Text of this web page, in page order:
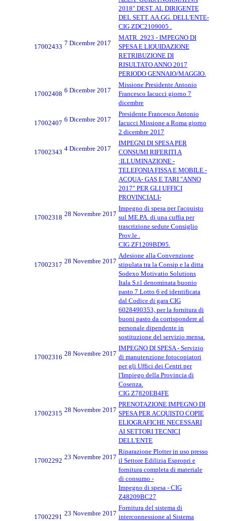
2018" DEST. AL DIRIGENTE
DEL SETT. AA.GG. DELL'ENTE-
CIG ZDC2109005 .
17002433 7 Dicembre 2017
MATR. 2923 - IMPEGNO DI
SPESA E LIQUIDAZIONE
RETRIBUZIONE DI
RISULTATO ANNO 2017
PERIODO GENNAIO/MAGGIO.
17002408 6 Dicembre 2017
Missione Presidente Antonio
Francesco Iacucci giorno 7
dicembre
17002407 6 Dicembre 2017
Presidente Francesco Antonio
Iacucci Missione a Roma giorno
2 dicembre 2017
17002343 4 Dicembre 2017
IMPEGNI DI SPESA PER
CONSUMI RIFERITI A
:ILLUMINAZIONE -
TELEFONIA FISSA E MOBILE -
ACQUA- GAS E TARI "ANNO
2017" PER GLI UFFICI
PROVINCIALI-
17002318 28 Novembre 2017
Impegno di spesa per l'acquisto
sul ME.PA. di una cuffia per
trascrizione sedute Consiglio
Prov.le .
CIG ZF1209BD95.
17002317 28 Novembre 2017
Adesione alla Convenzione
stipulata tra la Consip e la ditta
Sodexo Motivatio Solutions
Itala S.r.l denominata buonio
pasto 7 Lotto 6 ed identificata
dal Codice di gara CIG
6028490353, per la fornitura di
buoni pasto da corrispondere al
personale dipendente in
sostituzione del servizio mensa.
17002316 28 Novembre 2017
IMPEGNO DI SPESA - Servizio
di manutenzione fotocopiatori
per gli Uffici dei Centri per
l'Impiego della Provincia di
Cosenza.
CIG Z7820EB4FE
17002315 28 Novembre 2017
PRENOTAZIONE IMPEGNO DI
SPESA PER ACQUISTO COPIE
ELIOGRAFICHE NECESSARI
AI SETTORI TECNICI
DELL'ENTE
17002292 23 Novembre 2017
Riparazione Plotter in uso presso
il Settore Edilizia Espropri e
fornitura completa di materiale
di consumo -
Impegno di spesa - CIG
Z48209BC27
17002291 23 Novembre 2017
Fornitura del sistema di
interconnessione al Sistema